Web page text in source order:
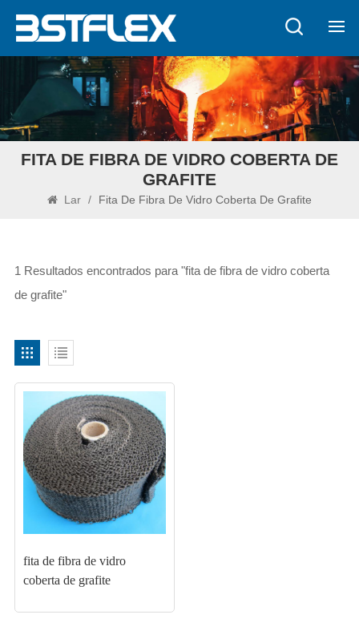
FITA DE FIBRA DE VIDRO COBERTA DE
GRAFITE
Lar / Fita De Fibra De Vidro Coberta De Grafite
1 Resultados encontrados para "fita de fibra de vidro coberta
de grafite"
fita de fibra de vidro
coberta de grafite